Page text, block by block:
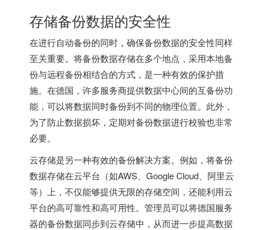
存储备份数据的安全性
在进行自动备份的同时，确保备份数据的安全性同样
至关重要。将备份数据存储在多个地点，采用本地备
份与远程备份相结合的方式，是一种有效的保护措
施。在德国，许多服务商提供数据中心间的互备份功
能，可以将数据同时备份到不同的物理位置。此外，
为了防止数据损坏，定期对备份数据进行校验也非常
必要。
云存储是另一种有效的备份解决方案。例如，将备份
数据存储在云平台（如AWS、Google Cloud、阿里云
等）上，不仅能够提供无限的存储空间，还能利用云
平台的高可靠性和高可用性。管理员可以将德国服务
器的备份数据同步到云存储中，从而进一步提高数据